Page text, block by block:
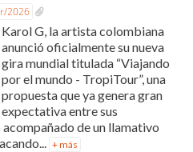
2026
Karol G, la artista colombiana
anunció oficialmente su nueva
gira mundial titulada “Viajando
por el mundo - TropiTour”, una
propuesta que ya genera gran
expectativa entre sus
de un llamativo
+ más